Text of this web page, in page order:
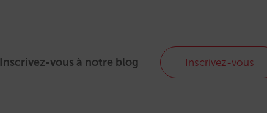
Inscrivez-vous à notre blog Inscrivez-vous